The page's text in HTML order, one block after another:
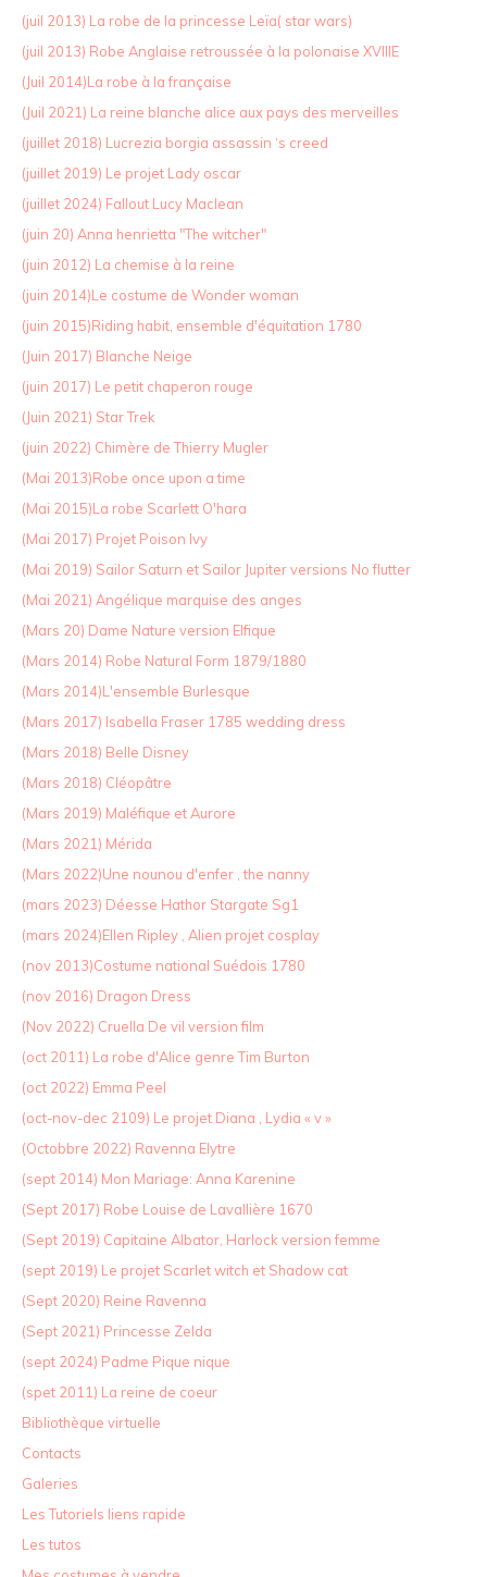
(juil 2013) La robe de la princesse Leïa( star wars)
(juil 2013) Robe Anglaise retroussée à la polonaise XVIIIE
(Juil 2014)La robe à la française
(Juil 2021) La reine blanche alice aux pays des merveilles
(juillet 2018) Lucrezia borgia assassin ‘s creed
(juillet 2019) Le projet Lady oscar
(juillet 2024) Fallout Lucy Maclean
(juin 20) Anna henrietta "The witcher"
(juin 2012) La chemise à la reine
(juin 2014)Le costume de Wonder woman
(juin 2015)Riding habit, ensemble d'équitation 1780
(Juin 2017) Blanche Neige
(juin 2017) Le petit chaperon rouge
(Juin 2021) Star Trek
(juin 2022) Chimère de Thierry Mugler
(Mai 2013)Robe once upon a time
(Mai 2015)La robe Scarlett O'hara
(Mai 2017) Projet Poison Ivy
(Mai 2019) Sailor Saturn et Sailor Jupiter versions No flutter
(Mai 2021) Angélique marquise des anges
(Mars 20) Dame Nature version Elfique
(Mars 2014) Robe Natural Form 1879/1880
(Mars 2014)L'ensemble Burlesque
(Mars 2017) Isabella Fraser 1785 wedding dress
(Mars 2018) Belle Disney
(Mars 2018) Cléopâtre
(Mars 2019) Maléfique et Aurore
(Mars 2021) Mérida
(Mars 2022)Une nounou d'enfer , the nanny
(mars 2023) Déesse Hathor Stargate Sg1
(mars 2024)Ellen Ripley , Alien projet cosplay
(nov 2013)Costume national Suédois 1780
(nov 2016) Dragon Dress
(Nov 2022) Cruella De vil version film
(oct 2011) La robe d'Alice genre Tim Burton
(oct 2022) Emma Peel
(oct-nov-dec 2109) Le projet Diana , Lydia « v »
(Octobbre 2022) Ravenna Elytre
(sept 2014) Mon Mariage: Anna Karenine
(Sept 2017) Robe Louise de Lavallière 1670
(Sept 2019) Capitaine Albator, Harlock version femme
(sept 2019) Le projet Scarlet witch et Shadow cat
(Sept 2020) Reine Ravenna
(Sept 2021) Princesse Zelda
(sept 2024) Padme Pique nique
(spet 2011) La reine de coeur
Bibliothèque virtuelle
Contacts
Galeries
Les Tutoriels liens rapide
Les tutos